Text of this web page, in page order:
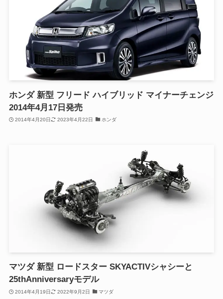
ホンダ 新型 フリード ハイブリッド マイナーチェンジ
2014年4月17日発売
2014年4月20日 2023年4月22日 ホンダ
マツダ 新型 ロードスター SKYACTIVシャシーと
25thAnniversaryモデル
2014年4月19日 2022年9月2日 マツダ